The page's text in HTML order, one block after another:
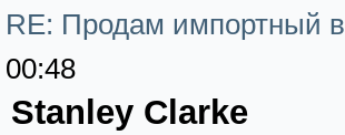
RE: Продам импортный
00:48
Stanley Clarke